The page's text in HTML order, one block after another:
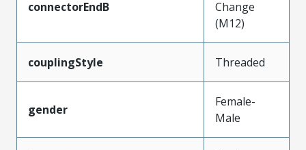
connectorEndB
Change
(M12)
couplingStyle Threaded
gender
Female-
Male